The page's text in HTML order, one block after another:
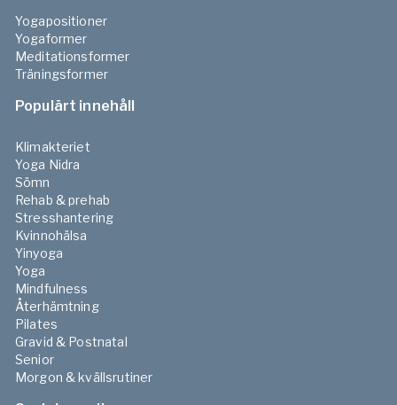
Yogapositioner
Yogaformer
Meditationsformer
Träningsformer
Populärt innehåll
Klimakteriet
Yoga Nidra
Sömn
Rehab & prehab
Stresshantering
Kvinnohälsa
Yinyoga
Yoga
Mindfulness
Återhämtning
Pilates
Gravid & Postnatal
Senior
Morgon & kvällsrutiner